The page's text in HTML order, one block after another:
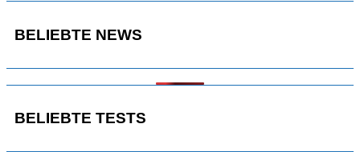
BELIEBTE NEWS
BELIEBTE TESTS